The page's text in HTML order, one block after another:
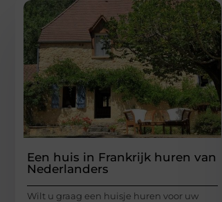
Een huis in Frankrijk huren van
Nederlanders
Wilt u graag een huisje huren voor uw